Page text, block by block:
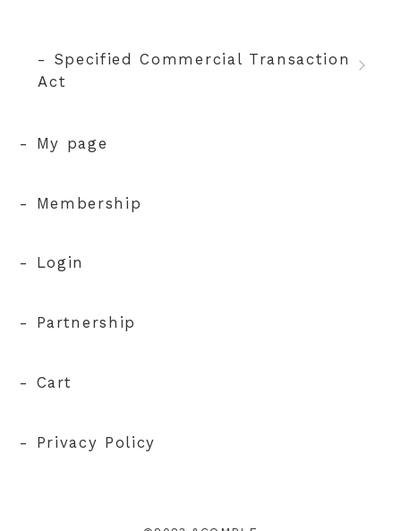
- Specified Commercial Transaction
Act
- My page
- Membership
- Login
- Partnership
- Cart
- Privacy Policy